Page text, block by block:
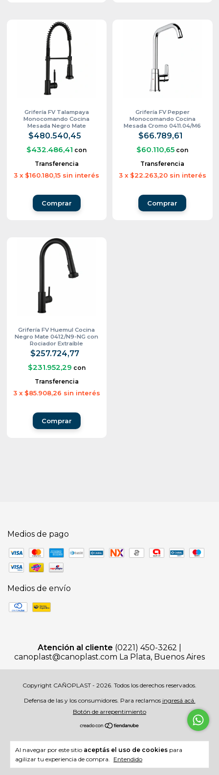
Al navegar por este sitio aceptás el uso de cookies para
agilizar tu experiencia de compra. Entendido
Grifería FV Talampaya
Monocomando Cocina
Mesada Negro Mate
0412.01/T1-NG
$480.540,45
$432.486,41 con
Transferencia
3 x $160.180,15 sin interés
Grifería FV Pepper
Monocomando Cocina
Mesada Cromo 0411.04/M6
$66.789,61
$60.110,65 con
Transferencia
3 x $22.263,20 sin interés
Grifería FV Huemul Cocina
Negro Mate 0412/N9-NG con
Rociador Extraíble
$257.724,77
$231.952,29 con
Transferencia
3 x $85.908,26 sin interés
Medios de pago
Medios de envío
Atención al cliente (0221) 450-3262 |
canoplast@canoplast.com La Plata, Buenos Aires
Copyright CAÑOPLAST - 2026. Todos los derechos reservados.
Defensa de las y los consumidores. Para reclamos ingresá acá.
Botón de arrepentimiento